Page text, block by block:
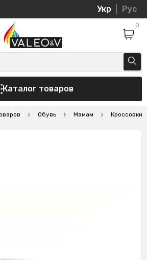
Укр Рус
0
Каталог товаров
Обувь Мамам Кроссовки